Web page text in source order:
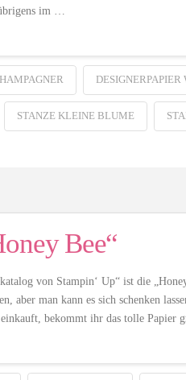
im …
STANZE KLEINE BLUME
Bee“
von Stampin‘ Up“ ist die
aber man kann es sich schenken
einkauft, bekommt ihr das tolle